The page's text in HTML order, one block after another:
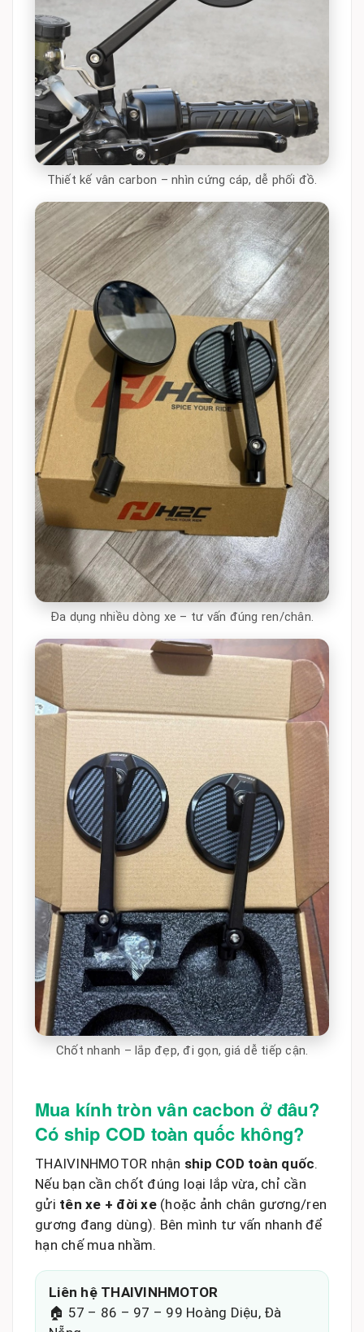
Thiết kế vân carbon – nhìn cứng cáp, dễ phối đồ.
Đa dụng nhiều dòng xe – tư vấn đúng ren/chân.
Chốt nhanh – lắp đẹp, đi gọn, giá dễ tiếp cận.
Mua kính tròn vân cacbon ở đâu?
Có ship COD toàn quốc không?
THAIVINHMOTOR nhận ship COD toàn quốc.
Nếu bạn cần chốt đúng loại lắp vừa, chỉ cần
gửi tên xe + đời xe(hoặc ảnh chân gương/ren
gương đang dùng). Bên mình tư vấn nhanh để
hạn chế mua nhầm.
Liên hệ THAIVINHMOTOR
🏠 57 – 86 – 97 – 99 Hoàng Diệu, Đà